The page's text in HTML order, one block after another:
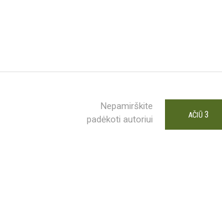
Nepamirškite
padėkoti autoriui
AČIŪ 3